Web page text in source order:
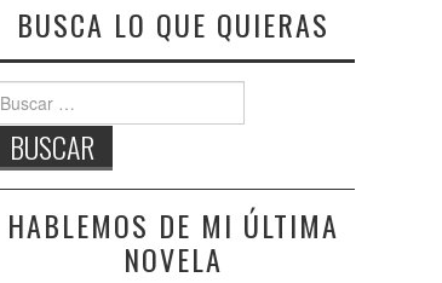
BUSCA LO QUE QUIERAS
Buscar:
HABLEMOS DE MI ÚLTIMA
NOVELA